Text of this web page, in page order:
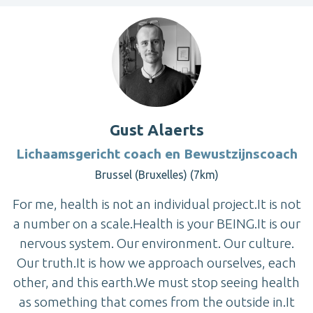
Gust Alaerts
Lichaamsgericht coach en Bewustzijnscoach
Brussel (Bruxelles) (7km)
For me, health is not an individual project.It is not
a number on a scale.Health is your BEING.It is our
nervous system. Our environment. Our culture.
Our truth.It is how we approach ourselves, each
other, and this earth.We must stop seeing health
as something that comes from the outside in.It